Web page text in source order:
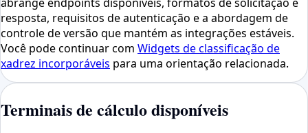
abrange endpoints disponíveis, formatos de solicitação e
resposta, requisitos de autenticação e a abordagem de
controle de versão que mantém as integrações estáveis.
Você pode continuar com Widgets de classificação de
xadrez incorporáveis para uma orientação relacionada.
Terminais de cálculo disponíveis